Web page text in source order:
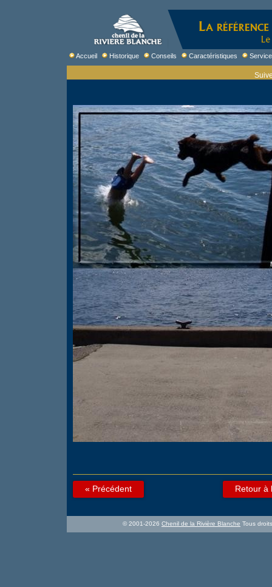
Accueil Historique Conseils Caractéristiques
« Précédent Retour à
© 2001-2026 Chenil de la Rivière Blanche Tous